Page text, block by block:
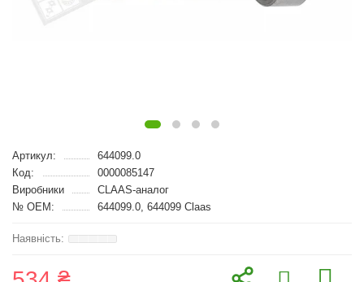
Артикул:
644099.0
Код:
0000085147
Виробники
CLAAS-аналог
№ OEM:
644099.0, 644099 Claas